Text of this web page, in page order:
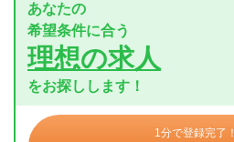
あなたの
希望条件に合う
理想の求人
をお探しします！
1分で登録完了！